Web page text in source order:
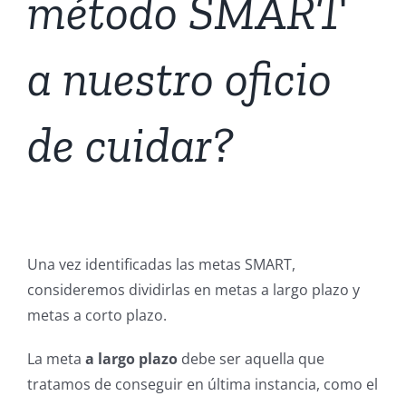
método SMART
a nuestro oficio
de cuidar?
Una vez identificadas las metas SMART,
consideremos dividirlas en metas a largo plazo y
metas a corto plazo.
La meta a largo plazodebe ser aquella que
tratamos de conseguir en última instancia, como el